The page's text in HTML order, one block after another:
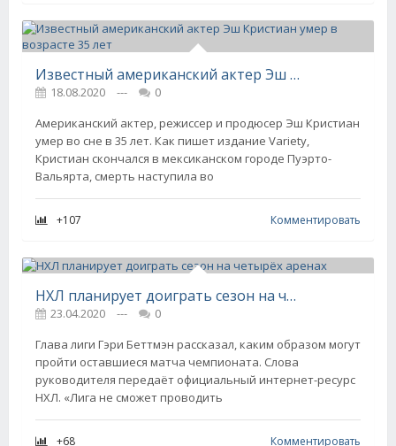
Известный американский актер Эш Кристиан умер в возрасте 35 лет
18.08.2020 ---
0
Американский актер, режиссер и продюсер Эш Кристиан
умер во сне в 35 лет. Как пишет издание Variety,
Кристиан скончался в мексиканском городе Пуэрто-
Вальярта, смерть наступила во
+107 Комментировать
НХЛ планирует доиграть сезон на четырёх аренах
23.04.2020 ---
0
Глава лиги Гэри Беттмэн рассказал, каким образом могут
пройти оставшиеся матча чемпионата. Слова
руководителя передаёт официальный интернет-ресурс
НХЛ. «Лига не сможет проводить
+68 Комментировать